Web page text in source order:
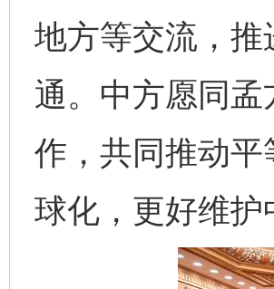
地方等交流，
通。中方愿同
作，共同推动
球化，更好维